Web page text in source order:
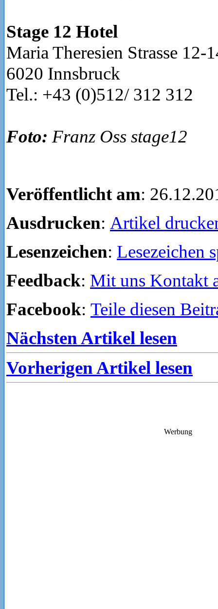
Stage 12 Hotel
Maria Theresien Strasse 12-
6020 Innsbruck
Tel.: +43 (0)512/ 312 312
Foto: Franz Oss stage12
Veröffentlicht am:
Ausdrucken: Artikel
Lesenzeichen: Lesezeichen
Feedback: Mit uns Kontakt
Facebook: Teile diesen
Nächsten Artikel lesen
Vorherigen Artikel lesen
Werbung